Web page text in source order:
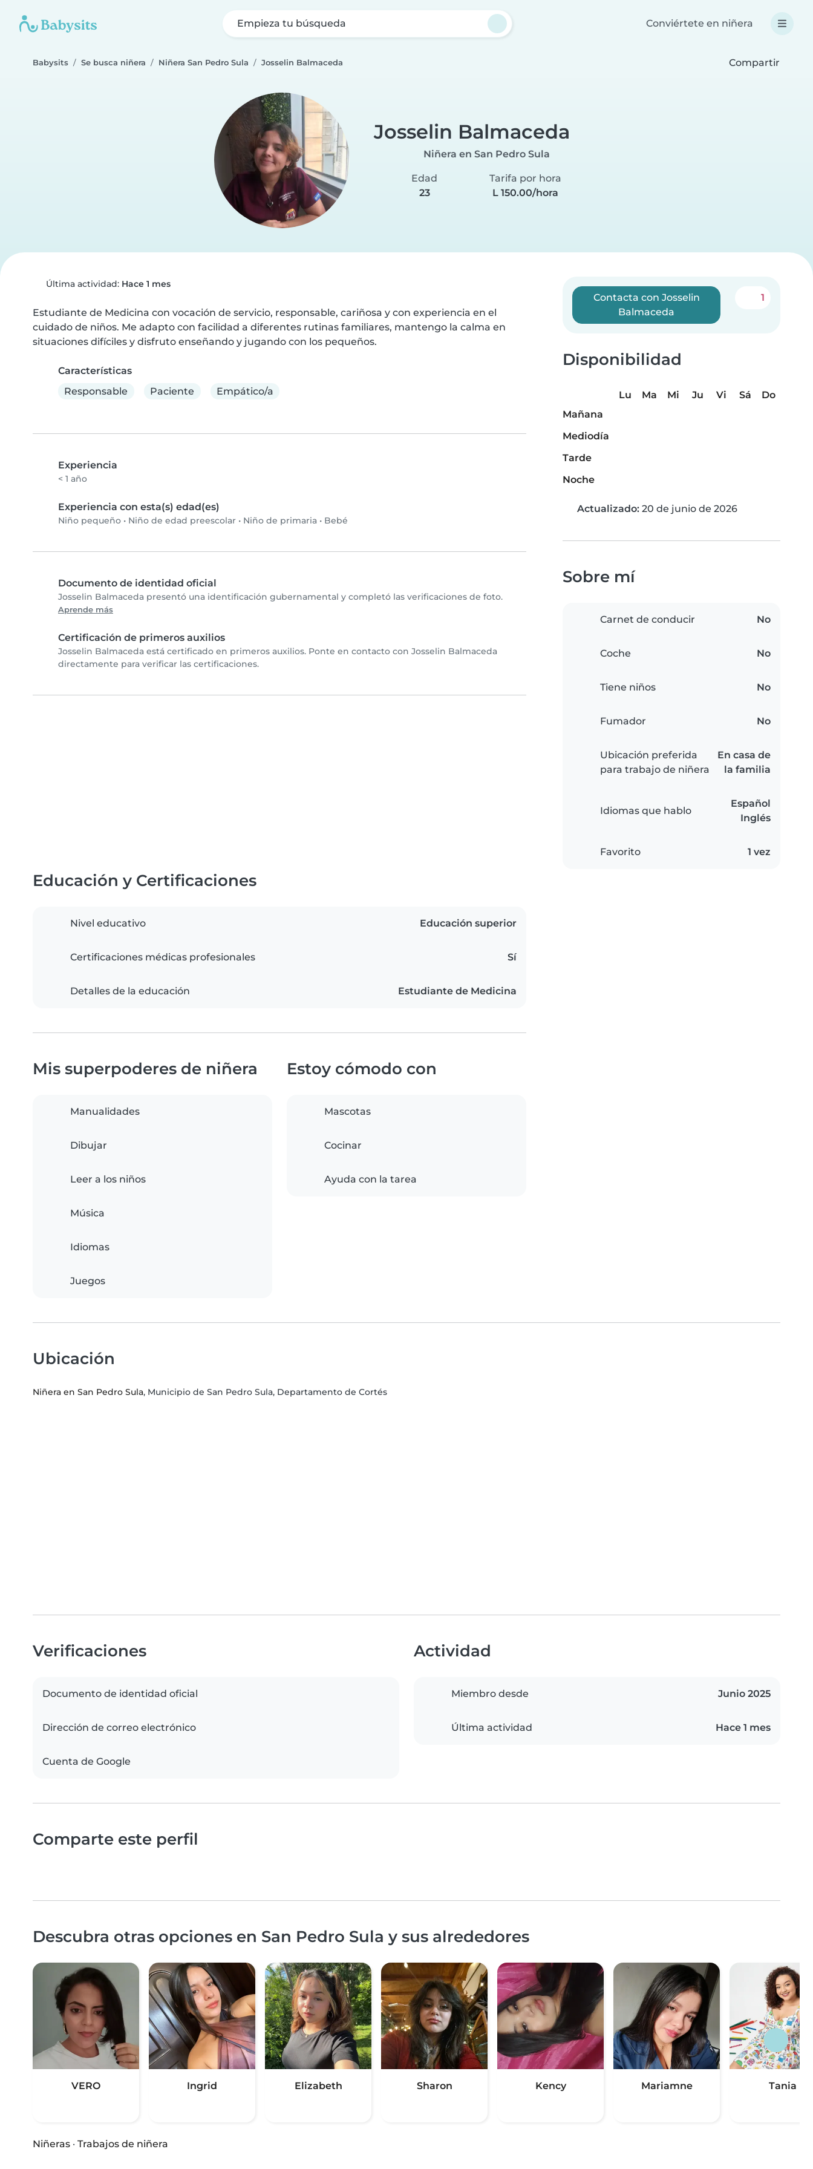
Empieza tu búsqueda Conviértete en niñera
Babysits Se busca niñera Niñera San Pedro Sula Josselin Balmaceda Compartir
Josselin Balmaceda
Niñera en San Pedro Sula
Edad
23
Tarifa por hora
L 150.00/hora
Última actividad: Hace 1 mes
Estudiante de Medicina con vocación de servicio, responsable, cariñosa y con experiencia en el
cuidado de niños. Me adapto con facilidad a diferentes rutinas familiares, mantengo la calma en
situaciones difíciles y disfruto enseñando y jugando con los pequeños.
Características
Responsable
Paciente Empático/a
Experiencia
< 1 año
Experiencia con esta(s) edad(es)
Niño pequeño • Niño de edad preescolar • Niño de primaria • Bebé
Documento de identidad oficial
Josselin Balmaceda presentó una identificación gubernamental y completó las verificaciones de foto.
Aprende más
Certificación de primeros auxilios
Josselin Balmaceda está certificado en primeros auxilios. Ponte en contacto con Josselin Balmaceda
directamente para verificar las certificaciones.
Contacta con Josselin
Balmaceda
1
Disponibilidad
Lu Ma Mi Ju Vi Sá
Do
Mañana
Mediodía
Tarde
Noche
Actualizado: 20 de junio de 2026
Sobre mí
Carnet de conducir No
Coche No
Tiene niños No
Fumador No
Ubicación preferida
para trabajo de niñera
En casa de
la familia
Idiomas que hablo
Español
Inglés
Favorito 1 vez
Educación y Certificaciones
Nivel educativo Educación superior
Certificaciones médicas profesionales Sí
Detalles de la educación Estudiante de Medicina
Mis superpoderes de niñera
Manualidades
Dibujar
Leer a los niños
Música
Idiomas
Juegos
Estoy cómodo con
Mascotas
Cocinar
Ayuda con la tarea
Ubicación
Niñera en San Pedro Sula, Municipio de San Pedro Sula, Departamento de Cortés
Verificaciones
Documento de identidad oficial
Dirección de correo electrónico
Cuenta de Google
Actividad
Miembro desde Junio 2025
Última actividad Hace 1 mes
Comparte este perfil
Descubra otras opciones en San Pedro Sula y sus alrededores
VERO Ingrid Elizabeth Sharon Kency Mariamne
Tania
Niñeras · Trabajos de niñera